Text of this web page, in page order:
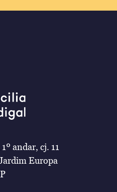
andar, cj. 11
Europa